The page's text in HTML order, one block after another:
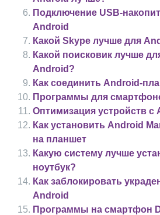
Подключение USB-
Android
Какой Skype лучше для
Какой поисковик лучше
Android?
Как соединить Android-
Программы для
Оптимизация устройств с
Как установить Android
на планшет
Какую систему лучше
ноутбук?
Как заблокировать
Android
Программы на смартфон